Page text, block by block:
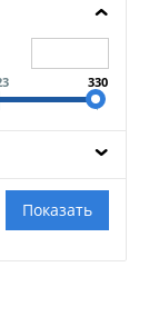
330